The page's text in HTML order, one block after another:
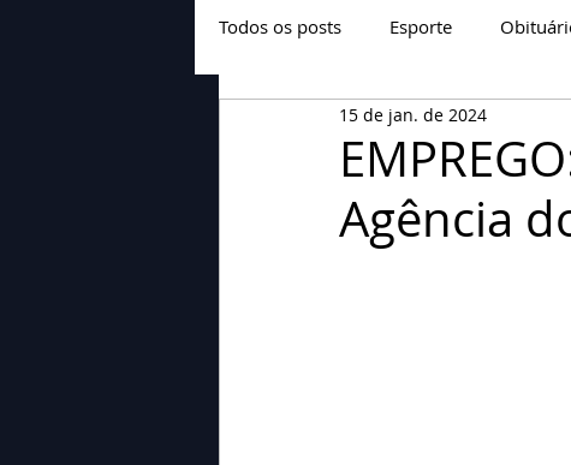
Todos os posts Esporte
Geral Nova categoria
Agência
15 de jan. de 2024